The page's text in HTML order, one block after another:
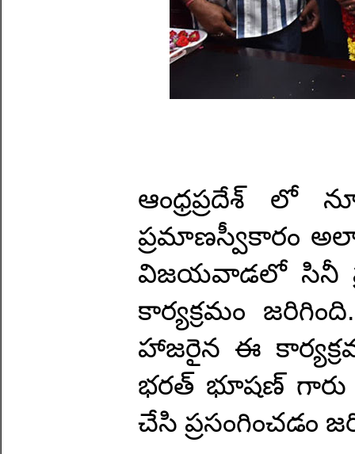
ఆంధ్రప్రదేశ్ లో
ప్రమాణస్వీకారం
విజయవాడలో సినీ
కార్యక్రమం
హాజరైన ఈ
భరత్ భూషణ్ గారు
చేసి ప్రసంగించడం